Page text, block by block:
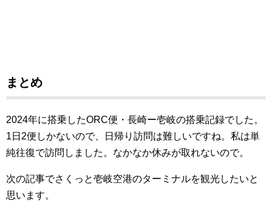
まとめ
2024年に搭乗したORC便・長崎ー壱岐の搭乗記録でした。
1日2便しかないので、日帰り訪問は難しいですね。私は単
純往復で訪問しました。なかなか休みが取れないので。
次の記事でさくっと壱岐空港のターミナルを観光したいと
思います。